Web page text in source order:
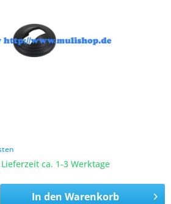
ca. 1-3 Werktage
In den Warenkorb